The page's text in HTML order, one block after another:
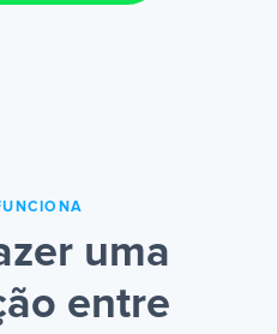
uma
entre